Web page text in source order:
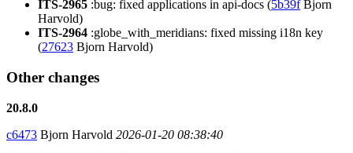
ITS-2965 :bug: fixed applications in api-docs (5b39fBjorn
Harvold)
ITS-2964 :globe_with_meridians: fixed missing i18n key
(27623 Bjorn Harvold)
Other changes
20.8.0
c6473 Bjorn Harvold 2026-01-20 08:38:40